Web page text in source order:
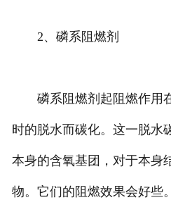
2、磷系阻燃剂
磷系阻燃剂起阻燃作用
时的脱水而碳化。这一脱水
本身的含氧基团，对于本身
物。它们的阻燃效果会好些